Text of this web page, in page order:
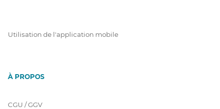
Utilisation de l'application mobile
À PROPOS
CGU / GGV